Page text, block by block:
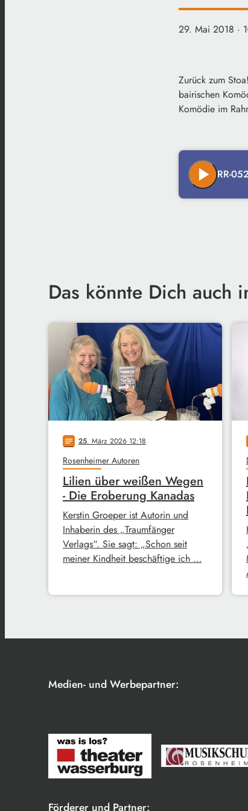
29. Mai 2018 ·
Zurück zum
bairischen
Komödie im
play_arrow RR-
Das könnte Dich auch
notes 25. März 2026 12:18
Rosenheimer Autoren
Lilien über weißen Wegen
- Die Eroberung Kanadas
Kerstin Groeper ist Autorin und
Inhaberin des „Traumfänger
Verlags“. Sie sagt: „Schon seit
meiner Kindheit beschäftige ich …
Medien- und Werbepartner:
Förderer und Partner: